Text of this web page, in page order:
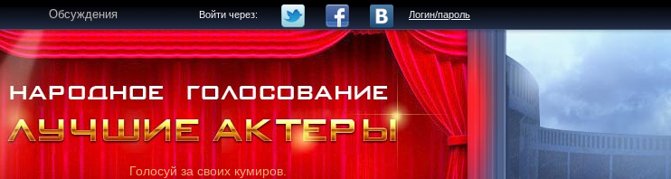
Обсуждения Войти через: Логин/пароль
Голосуй за своих кумиров.